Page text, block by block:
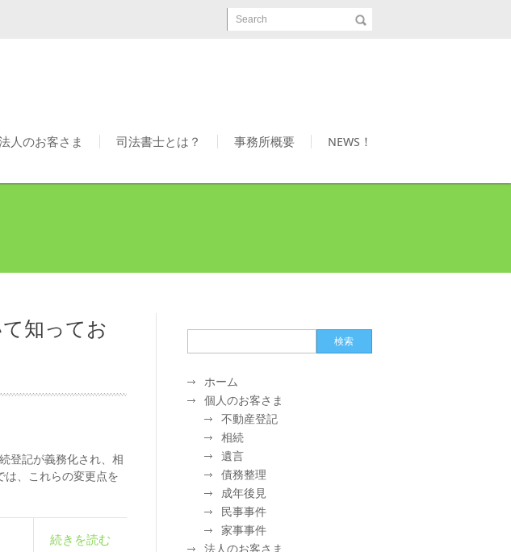
Search
人のお客さま 司法書士とは？ 事務所概要 NEWS！
知ってお
登記が義務化され、相
、これらの変更点を
続きを読む
ホーム
個人のお客さま
不動産登記
相続
遺言
債務整理
成年後見
民事事件
家事事件
法人のお客さま